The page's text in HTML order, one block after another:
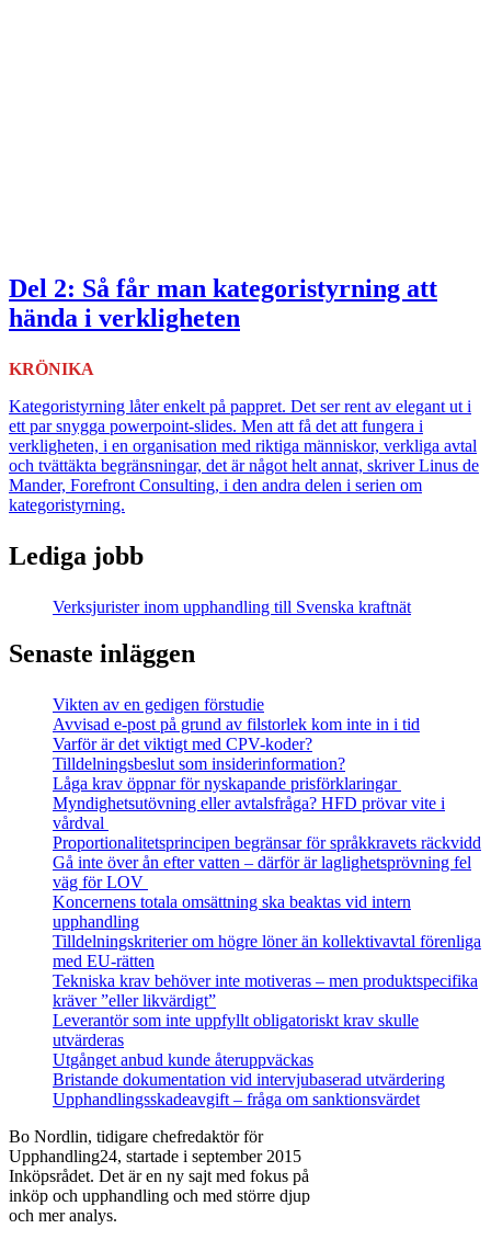
Del 2: Så får man kategoristyrning att
hända i verkligheten
KRÖNIKA
Kategoristyrning låter enkelt på pappret. Det ser rent av elegant ut i
ett par snygga powerpoint-slides. Men att få det att fungera i
verkligheten, i en organisation med riktiga människor, verkliga avtal
och tvättäkta begränsningar, det är något helt annat, skriver Linus de
Mander, Forefront Consulting, i den andra delen i serien om
kategoristyrning.
Lediga jobb
Verksjurister inom upphandling till Svenska kraftnät
Senaste inläggen
Vikten av en gedigen förstudie
Avvisad e-post på grund av filstorlek kom inte in i tid
Varför är det viktigt med CPV-koder?
Tilldelningsbeslut som insiderinformation?
Låga krav öppnar för nyskapande prisförklaringar
Myndighetsutövning eller avtalsfråga? HFD prövar vite i
vårdval
Proportionalitetsprincipen begränsar för språkkravets räckvidd
Gå inte över ån efter vatten – därför är laglighetsprövning fel
väg för LOV
Koncernens totala omsättning ska beaktas vid intern
upphandling
Tilldelningskriterier om högre löner än kollektivavtal förenliga
med EU‑rätten
Tekniska krav behöver inte motiveras – men produktspecifika
kräver ”eller likvärdigt”
Leverantör som inte uppfyllt obligatoriskt krav skulle
utvärderas
Utgånget anbud kunde återuppväckas
Bristande dokumentation vid intervjubaserad utvärdering
Upphandlingsskadeavgift – fråga om sanktionsvärdet
Bo Nordlin, tidigare chefredaktör för
Upphandling24, startade i september 2015
Inköpsrådet. Det är en ny sajt med fokus på
inköp och upphandling och med större djup
och mer analys.